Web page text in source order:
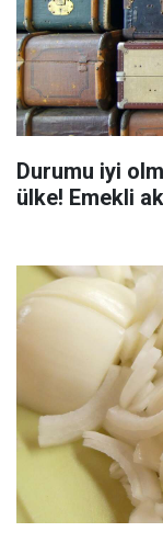
Durumu iyi
ülke! Emekli